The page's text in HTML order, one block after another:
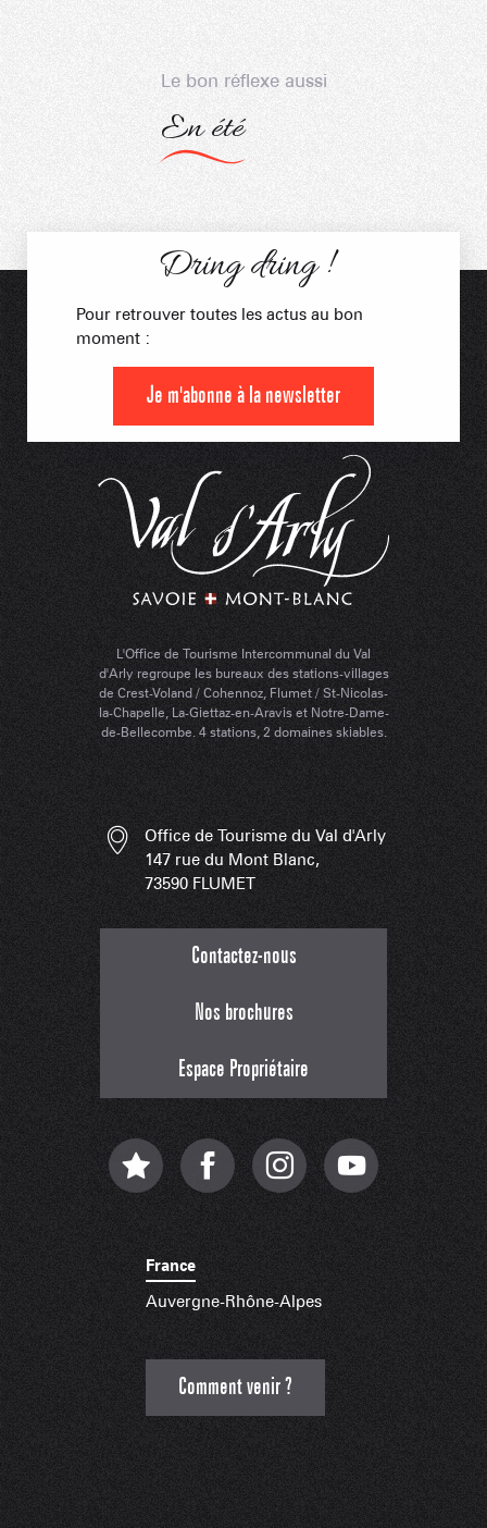
Le bon réflexe aussi
En été
L'Office de Tourisme Intercommunal du Val
d'Arly regroupe les bureaux des stations-villages
de Crest-Voland / Cohennoz, Flumet / St-Nicolas-
la-Chapelle, La-Giettaz-en-Aravis et Notre-Dame-
de-Bellecombe. 4 stations, 2 domaines skiables.
Dring dring !
Pour retrouver toutes les actus au bon
moment :
Je m'abonne à la newsletter
Office de Tourisme du Val d'Arly
147 rue du Mont Blanc,
73590 FLUMET
Contactez-nous
Nos brochures
Espace Propriétaire
France
Auvergne-Rhône-Alpes
Comment venir ?